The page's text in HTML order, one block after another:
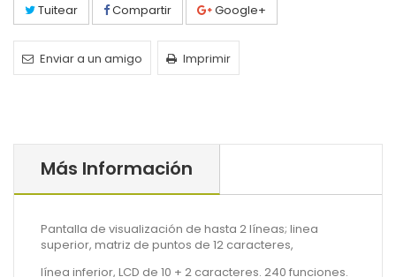
Tuitear Compartir Google+
Enviar a un amigo Imprimir
Más Información
Pantalla de visualización de hasta 2 líneas; linea
superior, matriz de puntos de 12 caracteres,
línea inferior, LCD de 10 + 2 caracteres. 240 funciones.